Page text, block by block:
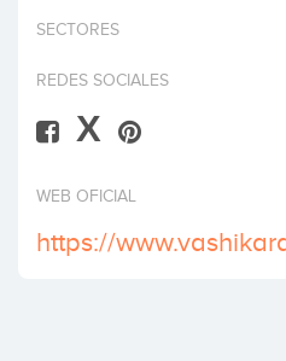
Invertir
SECTORES
REDES SOCIALES
X
WEB OFICIAL